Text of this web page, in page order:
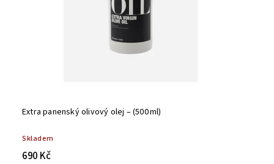
Extra panenský olivový olej – (500 ml)
Skladem
690 Kč